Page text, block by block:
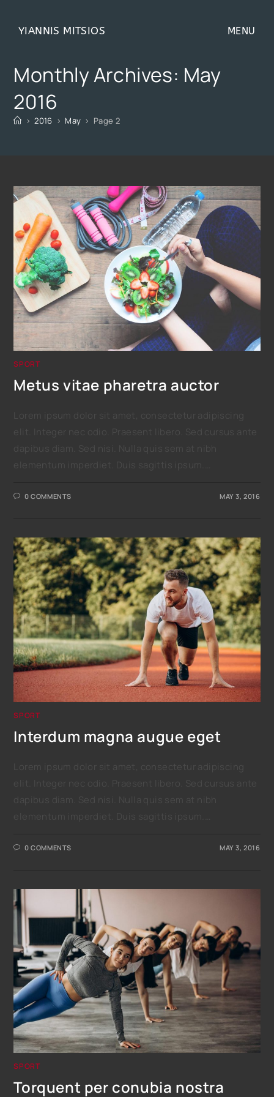
YIANNIS MITSIOS MENU
Monthly Archives: May
2016
> 2016 > May > Page 2
SPORT
Metus vitae pharetra auctor
0 COMMENTS MAY 3, 2016
SPORT
Interdum magna augue eget
0 COMMENTS MAY 3, 2016
SPORT
Torquent per conubia nostra